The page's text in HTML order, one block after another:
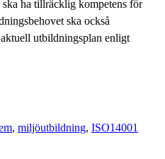
ha tillräcklig kompetens för
ska också
utbildningsplan enligt
miljöutbildning ISO14001